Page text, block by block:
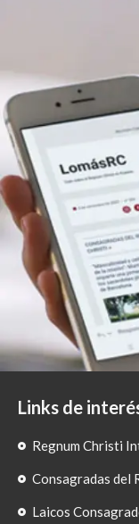
Links de
Regnum Christi
Consagradas del
Laicos